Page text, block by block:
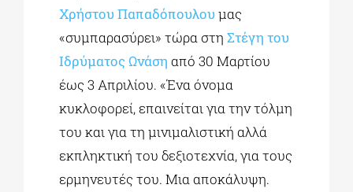
Χρήστου Παπαδόπουλουμας
«συμπαρασύρει» τώρα στη Στέγη του
Ιδρύματος Ωνάση από 30 Μαρτίου
έως 3 Απριλίου. «Ένα όνομα
κυκλοφορεί, επαινείται για την τόλμη
του και για τη μινιμαλιστική αλλά
εκπληκτική του δεξιοτεχνία, για τους
ερμηνευτές του. Μια αποκάλυψη.